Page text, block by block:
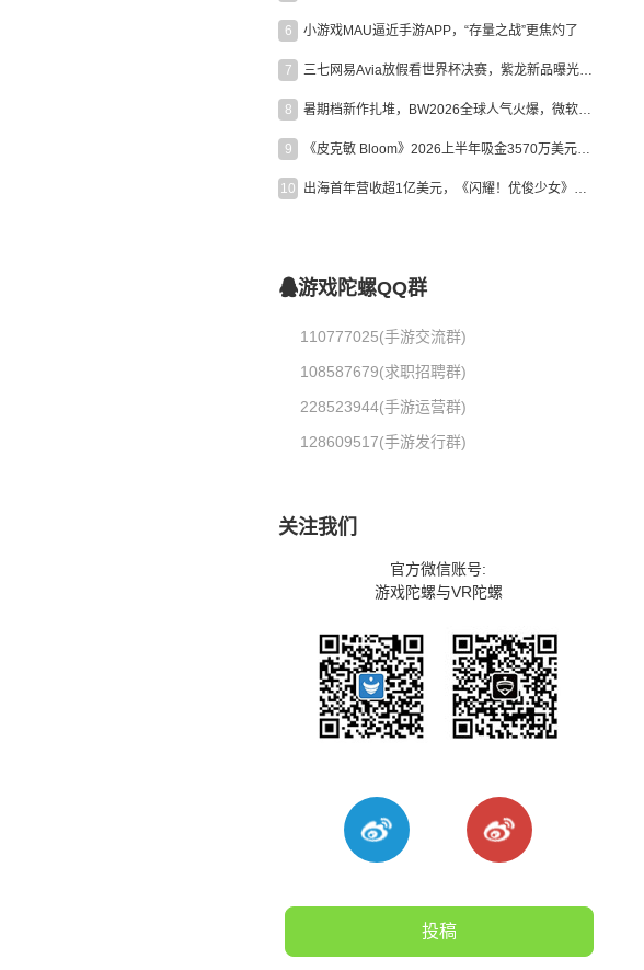
6 小游戏MAU逼近手游APP，“存量之战”更焦灼了
7 三七网易Avia放假看世界杯决赛，紫龙新品曝光，米哈游新作上线 | 陀螺周报
8 暑期档新作扎堆，BW2026全球人气火爆，微软XBOX大裁员|陀螺周报
9 《皮克敏 Bloom》2026上半年吸金3570万美元，中国台湾成最大市场
10 出海首年营收超1亿美元，《闪耀！优俊少女》美国市场占比达七成
游戏陀螺QQ群
110777025(手游交流群)
108587679(求职招聘群)
228523944(手游运营群)
128609517(手游发行群)
关注我们
官方微信账号:
游戏陀螺与VR陀螺
投稿